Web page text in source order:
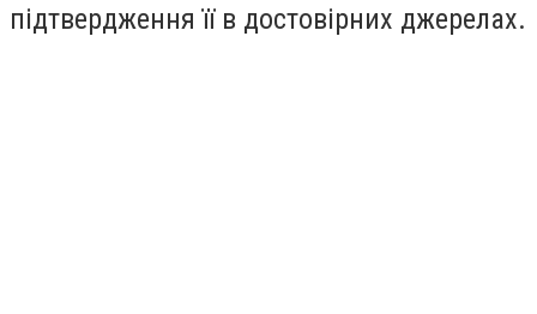
підтвердження її в достовірних джерелах.